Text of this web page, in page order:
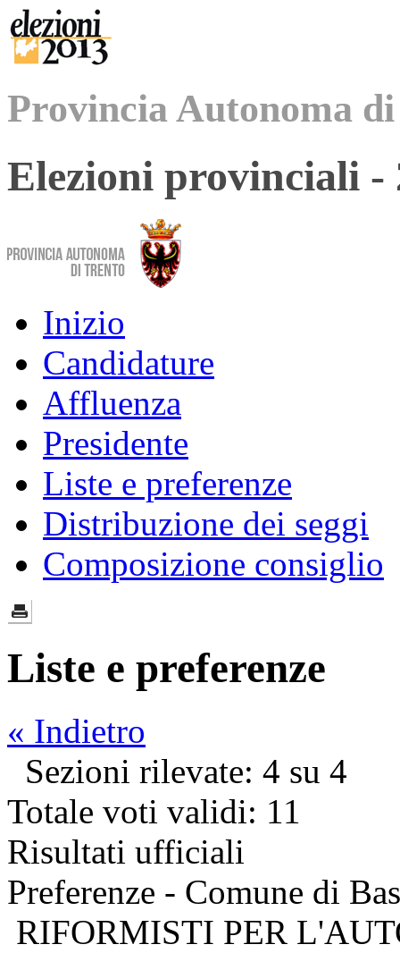
Provincia Autonoma
Elezioni provinciali -
Inizio
Candidature
Affluenza
Presidente
Liste e preferenze
Distribuzione dei seggi
Composizione consiglio
Liste e preferenze
« Indietro
Sezioni rilevate: 4 su 4
Totale voti validi: 11
Risultati ufficiali
Preferenze - Comune di
RIFORMISTI PER